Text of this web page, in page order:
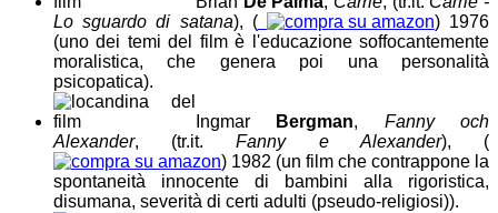
Lo sguardo di satana), ( ) 1976
(uno dei temi del film è l'educazione soffocantemente
moralistica, che genera poi una personalità
psicopatica).
Ingmar Bergman, Fanny och
Alexander, (tr.it.Fanny e Alexander), (
) 1982 (un film che contrappone la
spontaneità innocente di bambini alla rigoristica,
disumana, severità di certi adulti (pseudo-religiosi)).